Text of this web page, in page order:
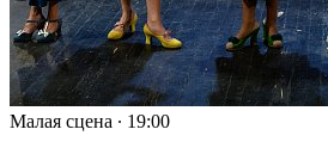
Малая сцена ∙ 19:00